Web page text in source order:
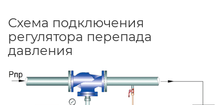
Схема подключения
регулятора перепада
давления